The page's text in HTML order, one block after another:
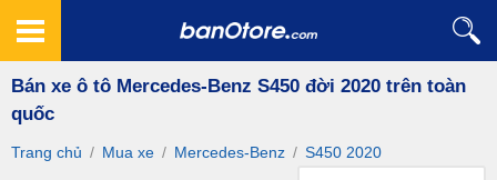
Bán xe ô tô Mercedes-Benz S450 đời 2020 trên toàn
quốc
Trang chủ / Mua xe / Mercedes-Benz / S450 2020